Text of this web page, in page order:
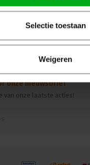
Selectie toestaan
Weigeren
onze nieuwsbrief
van onze laatste acties!